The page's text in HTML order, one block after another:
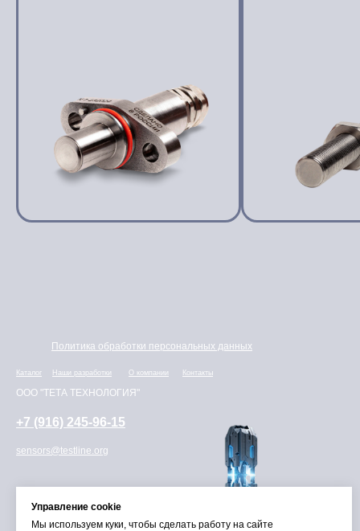
Управление cookie
Мы используем куки, чтобы сделать работу на сайте
+7 (916) 245-96-15
sensors@testline.org
Каталог О компании Контакты
Наши разработки
ООО "ТЕТА ТЕХНОЛОГИЯ"
Политика обработки персональных данных